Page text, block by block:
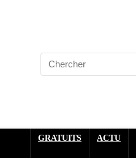
GRATUITS ACTU